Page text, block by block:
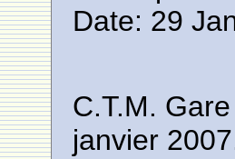
Date: 29
C.T.M.
janvier